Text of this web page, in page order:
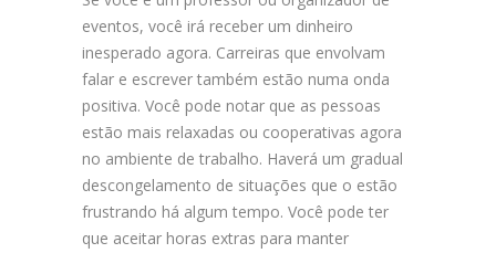
eventos, você irá receber um dinheiro
inesperado agora. Carreiras que envolvam
falar e escrever também estão numa onda
positiva. Você pode notar que as pessoas
estão mais relaxadas ou cooperativas agora
no ambiente de trabalho. Haverá um gradual
descongelamento de situações que o estão
frustrando há algum tempo. Você pode ter
que aceitar horas extras para manter